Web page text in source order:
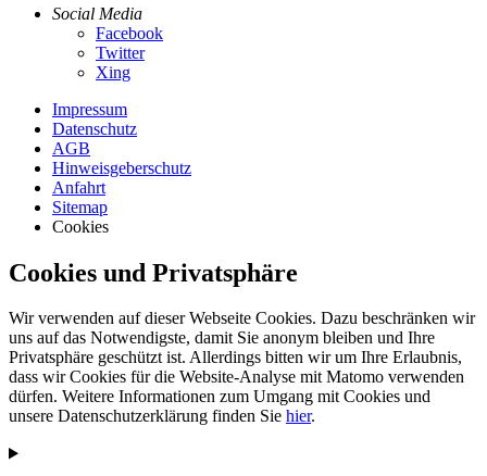
Social Media
Facebook
Twitter
Xing
Impressum
Datenschutz
AGB
Hinweisgeberschutz
Anfahrt
Sitemap
Cookies
Cookies und Privatsphäre
Wir verwenden auf dieser Webseite Cookies. Dazu beschränken wir
uns auf das Notwendigste, damit Sie anonym bleiben und Ihre
Privatsphäre geschützt ist. Allerdings bitten wir um Ihre Erlaubnis,
dass wir Cookies für die Website-Analyse mit Matomo verwenden
dürfen. Weitere Informationen zum Umgang mit Cookies und
unsere Datenschutzerklärung finden Sie hier.